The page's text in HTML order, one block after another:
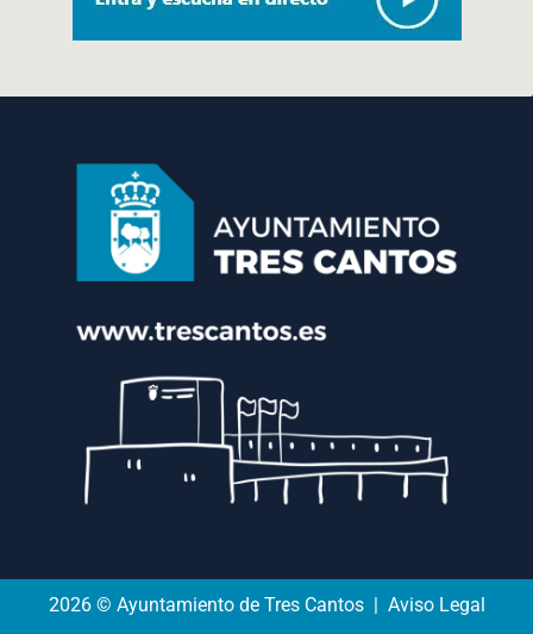
2026 © Ayuntamiento de Tres Cantos | Aviso Legal